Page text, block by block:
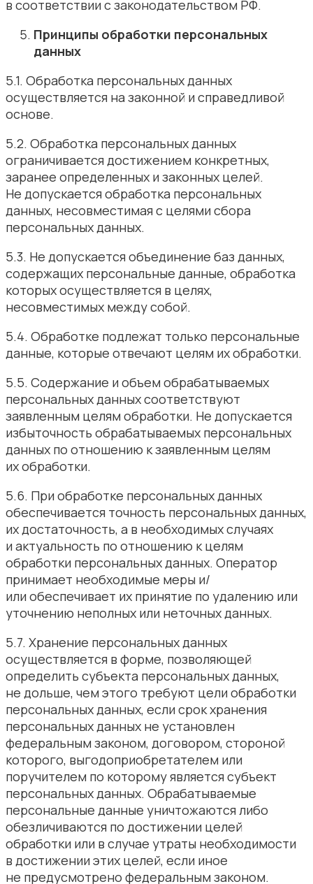
в соответствии с законодательством РФ.
Принципы обработки персональных
данных
5.1. Обработка персональных данных
осуществляется на законной и справедливой
основе.
5.2. Обработка персональных данных
ограничивается достижением конкретных,
заранее определенных и законных целей.
Не допускается обработка персональных
данных, несовместимая с целями сбора
персональных данных.
5.3. Не допускается объединение баз данных,
содержащих персональные данные, обработка
которых осуществляется в целях,
несовместимых между собой.
5.4. Обработке подлежат только персональные
данные, которые отвечают целям их обработки.
5.5. Содержание и объем обрабатываемых
персональных данных соответствуют
заявленным целям обработки. Не допускается
избыточность обрабатываемых персональных
данных по отношению к заявленным целям
их обработки.
5.6. При обработке персональных данных
обеспечивается точность персональных данных,
их достаточность, а в необходимых случаях
и актуальность по отношению к целям
обработки персональных данных. Оператор
принимает необходимые меры и/
или обеспечивает их принятие по удалению или
уточнению неполных или неточных данных.
5.7. Хранение персональных данных
осуществляется в форме, позволяющей
определить субъекта персональных данных,
не дольше, чем этого требуют цели обработки
персональных данных, если срок хранения
персональных данных не установлен
федеральным законом, договором, стороной
которого, выгодоприобретателем или
поручителем по которому является субъект
персональных данных. Обрабатываемые
персональные данные уничтожаются либо
обезличиваются по достижении целей
обработки или в случае утраты необходимости
в достижении этих целей, если иное
не предусмотрено федеральным законом.